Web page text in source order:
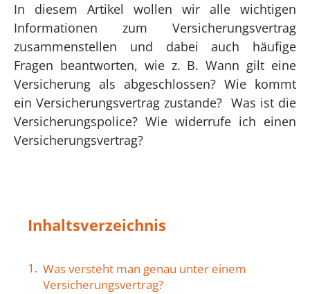
In diesem Artikel wollen wir alle wichtigen
Informationen zum Versicherungsvertrag
zusammenstellen und dabei auch häufige
Fragen beantworten, wie z. B. Wann gilt eine
Versicherung als abgeschlossen? Wie kommt
ein Versicherungsvertrag zustande? Was ist die
Versicherungspolice? Wie widerrufe ich einen
Versicherungsvertrag?
Inhaltsverzeichnis
Was versteht man genau unter einem
Versicherungs­vertrag?